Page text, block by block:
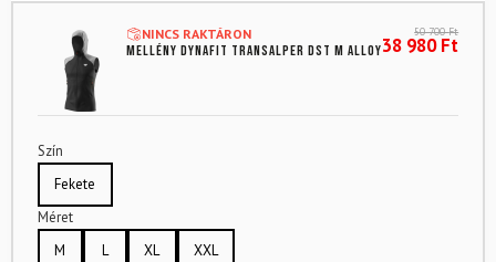
NINCS RAKTÁRON
Mellény DYNAFIT Transalper DST M Alloy
50 700Ft
38 980Ft
Szín
Fekete
Méret
M
L XL XXL